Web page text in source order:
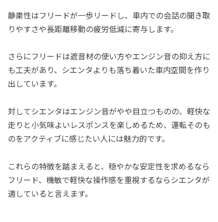
静粛性はフリードが一歩リードし、車内での会話の聞き取
りやすさや長距離移動の疲労低減に寄与します。
さらにフリードは遮音材の使い方やエンジン音の抑え方に
も工夫があり、シエンタよりも落ち着いた車内空間を作り
出しています。
対してシエンタはエンジン音がやや目立つものの、軽快な
走りと小気味よいレスポンスを楽しめるため、運転そのも
のをアクティブに感じたい人には魅力的です。
これらの特徴を踏まえると、穏やかな安定性を求めるなら
フリード、機敏で軽快な操作感を重視するならシエンタが
適していると言えます。